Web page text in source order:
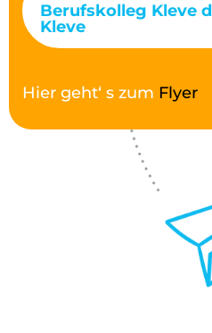
Berufskolleg Kleve
Kleve
Hier geht‘ s zum Flyer